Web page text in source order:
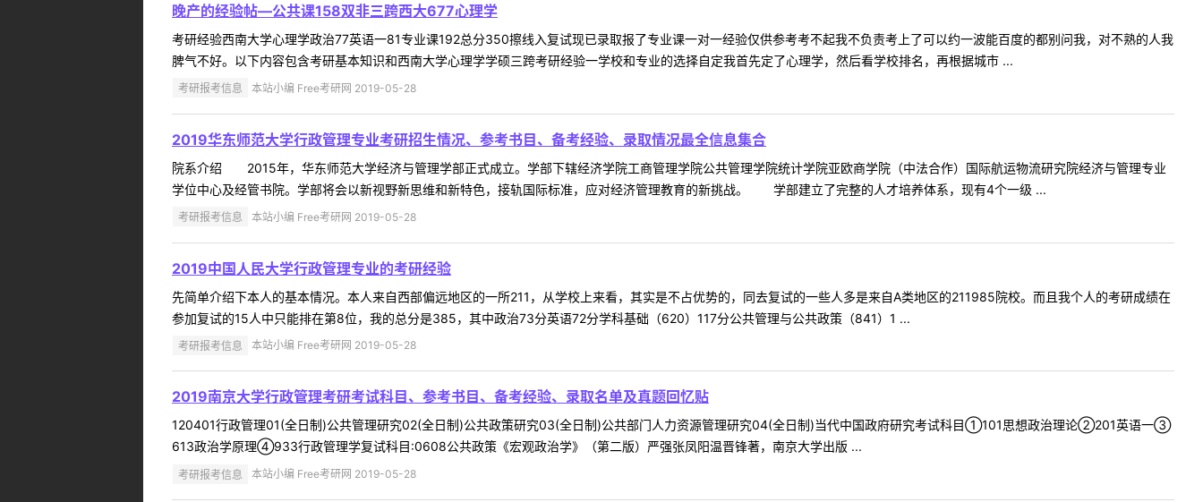
晚产的经验帖—公共课158双非三跨西大677心理学
考研经验西南大学心理学政治77英语一81专业课192总分350擦线入复试现已录取报了专业课一对一经验仅供参考考不起我不负责考上了可以约一波能百度的都别问我，对不熟的人我
脾气不好。以下内容包含考研基本知识和西南大学心理学学硕三跨考研经验一学校和专业的选择自定我首先定了心理学，然后看学校排名，再根据城市 ...
考研报考信息 本站小编 Free考研网 2019-05-28
2019华东师范大学行政管理专业考研招生情况、参考书目、备考经验、录取情况最全信息集合
院系介绍 2015年，华东师范大学经济与管理学部正式成立。学部下辖经济学院工商管理学院公共管理学院统计学院亚欧商学院（中法合作）国际航运物流研究院经济与管理专业
学位中心及经管书院。学部将会以新视野新思维和新特色，接轨国际标准，应对经济管理教育的新挑战。 学部建立了完整的人才培养体系，现有4个一级 ...
考研报考信息 本站小编 Free考研网 2019-05-28
2019中国人民大学行政管理专业的考研经验
先简单介绍下本人的基本情况。本人来自西部偏远地区的一所211，从学校上来看，其实是不占优势的，同去复试的一些人多是来自A类地区的211985院校。而且我个人的考研成绩在
参加复试的15人中只能排在第8位，我的总分是385，其中政治73分英语72分学科基础（620）117分公共管理与公共政策（841）1 ...
考研报考信息 本站小编 Free考研网 2019-05-28
2019南京大学行政管理考研考试科目、参考书目、备考经验、录取名单及真题回忆贴
120401行政管理01(全日制)公共管理研究02(全日制)公共政策研究03(全日制)公共部门人力资源管理研究04(全日制)当代中国政府研究考试科目①101思想政治理论②201英语一③
613政治学原理④933行政管理学复试科目:0608公共政策《宏观政治学》（第二版）严强张凤阳温晋锋著，南京大学出版 ...
考研报考信息 本站小编 Free考研网 2019-05-28